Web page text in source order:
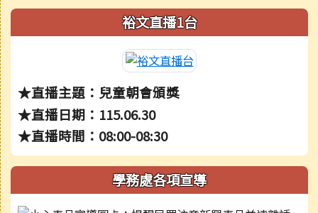
裕文直播1台
★直播主題：兒童朝會頒獎
★直播日期：115.06.30
★直播時間：08:00-08:30
學務處各項宣導